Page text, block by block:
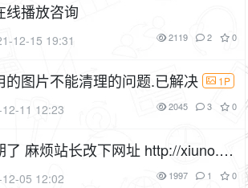
线播放咨询
12-15 19:31 2119 2 0
的图片不能清理的问题.已解决 1P
11 12:23 2045 3 0
了 麻烦站长改下网址 http://xiuno.w
05 12:02 1997 1 0